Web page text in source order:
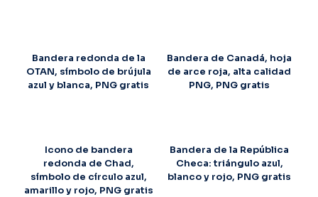
Bandera redonda de la
OTAN, símbolo de brújula
azul y blanca, PNG gratis
Bandera de Canadá, hoja
de arce roja, alta calidad
PNG, PNG gratis
Icono de bandera
redonda de Chad,
símbolo de círculo azul,
amarillo y rojo, PNG gratis
Bandera de la República
Checa: triángulo azul,
blanco y rojo, PNG gratis